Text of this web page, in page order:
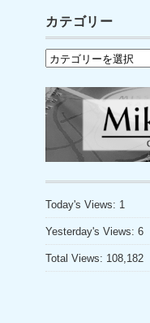
b
o
o
k
カテゴリー
カ
ゴ
Today's Views: 1
Yesterday's Views: 6
Total Views: 108,182